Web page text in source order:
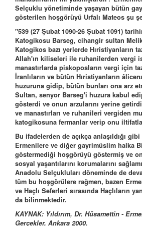
Selçuklu yönetiminde yaşayan bütün
gösterilen hoşgörüyü Urfalı Mateos şu
"539 (27 Şubat 1090-26 Şubat 1091)
Katogikosu Barseg, cihangir sultan
Katogikos bazı yerlerde Hıristiyanların
Allah'ın kiliseleri ile ruhanilerden vergi
manastırlarda piskoposların vergi için
İranlıların ve bütün Hıristiyanların
huzuruna gidip, bütün bunları ona arz
Sultan, senyor Barseg'i huzura kabul
gösterdi ve onun arzularını yerine
ve manastırları ve ruhanileri vergiden
katogikosuna fermanlar verip onu
Bu ifadelerden de açıkça anlaşıldığı
Ermenilere ve diğer gayrimüslim halka
göstermediği hoşgörüyü göstermiş ve
sosyal yaşantılarını korumalarını
Anadolu Selçukluları döneminde de
tüm bu hoşgörülere rağmen, bazen
ve Haçlı Seferleri sırasında Haçlıların
da bilinmektedir.
KAYNAK: Yıldırım, Dr. Hüsamettin -
Gerçekler, Ankara 2000.